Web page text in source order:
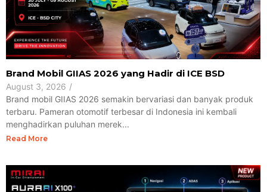
Brand Mobil GIIAS 2026 yang Hadir di ICE BSD
August 3, 2026 /
Brand mobil GIIAS 2026 semakin bervariasi dan banyak produk
terbaru. Pameran otomotif terbesar di Indonesia ini kembali
menghadirkan puluhan merek...
Read More